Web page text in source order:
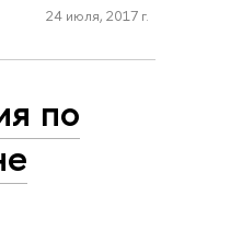
24 июля, 2017 г.
по